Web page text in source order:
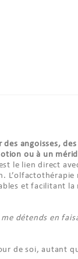
angoisses,
ou à un
le lien direct
et facilitant la
détends en
de soi, autant